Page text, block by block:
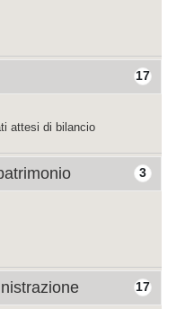
17
attesi di bilancio
3
17